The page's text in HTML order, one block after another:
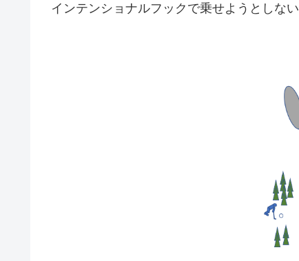
インテンショナルフックで乗せようとしない